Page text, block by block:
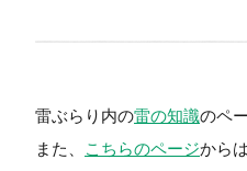
雷ぶらり内の雷の知識のペ
また、
こちらのページから